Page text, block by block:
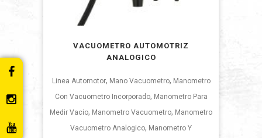
VACUOMETRO AUTOMOTRIZ
ANALOGICO
Linea Automotor, Mano Vacuometro, Manometro
Con Vacuometro Incorporado, Manometro Para
Medir Vacio, Manometro Vacuometro, Manometro
Vacuometro Analogico, Manometro Y